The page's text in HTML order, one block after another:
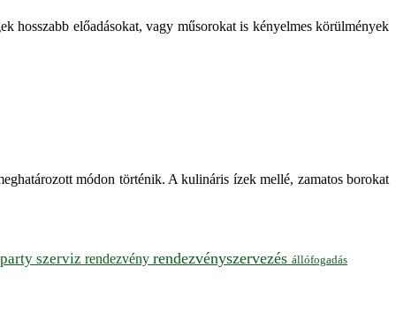
hosszabb előadásokat, vagy műsorokat is kényelmes körülmények
módon történik. A kulináris ízek mellé, zamatos borokat
party szerviz rendezvény rendezvényszervezés állófogadás